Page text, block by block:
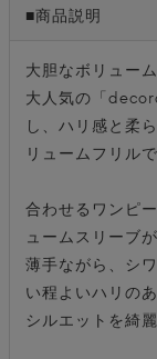
■商品説明
大胆なボリュー
大人気の「
し、ハリ感と柔
リュームフリル
合わせるワンピ
ュームスリーブ
薄手ながら、シ
い程よいハリの
シルエットを綺